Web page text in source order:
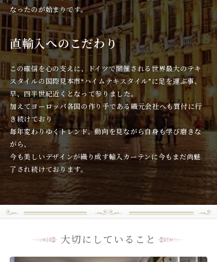
なったのが始まりです。
直輸入へのこだわり
この確信を心の支えに、ドイツで開催される世界最大のテキ
スタイルの国際見本市“ハイムテキスタイル”に足を運ぶ事、
早、四半世紀近くとなって参りました。
加えてヨーロッパ各国の作り手である織元会社へも買付に行
き続けており
毎年変わりゆくトレンド、動向を見ながら自身も学び磨きな
がら、
今も美しいデザインが織り成す輸入カーテンに今もまだ尚魅
了され続けております。
大切にしていること